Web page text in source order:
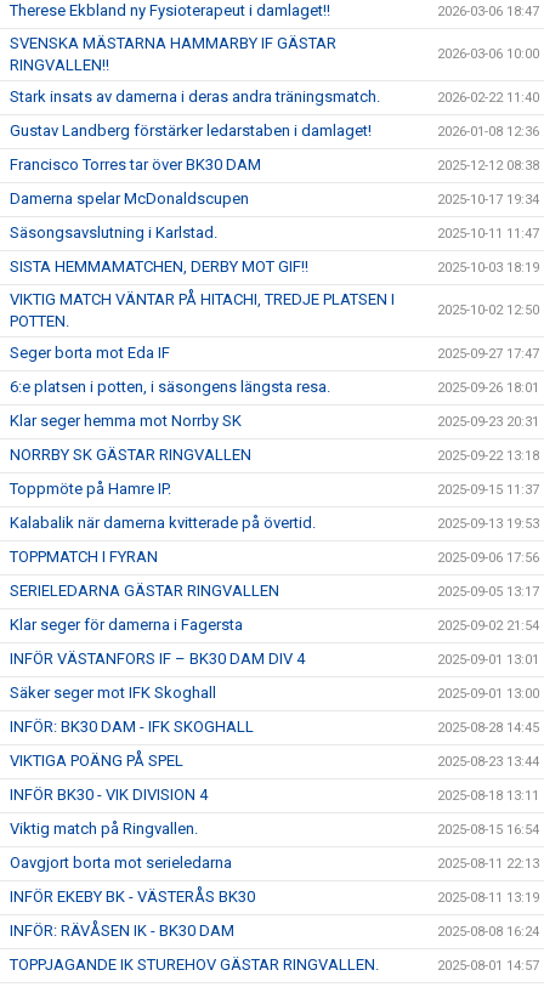
Therese Ekbland ny Fysioterapeut i damlaget!! 2026-03-06 18:47
SVENSKA MÄSTARNA HAMMARBY IF GÄSTAR
RINGVALLEN!!
2026-03-06 10:00
Stark insats av damerna i deras andra träningsmatch. 2026-02-22 11:40
Gustav Landberg förstärker ledarstaben i damlaget! 2026-01-08 12:36
Francisco Torres tar över BK30 DAM 2025-12-12 08:38
Damerna spelar McDonaldscupen 2025-10-17 19:34
Säsongsavslutning i Karlstad. 2025-10-11 11:47
SISTA HEMMAMATCHEN, DERBY MOT GIF!! 2025-10-03 18:19
VIKTIG MATCH VÄNTAR PÅ HITACHI, TREDJE PLATSEN I
POTTEN.
2025-10-02 12:50
Seger borta mot Eda IF 2025-09-27 17:47
6:e platsen i potten, i säsongens längsta resa. 2025-09-26 18:01
Klar seger hemma mot Norrby SK 2025-09-23 20:31
NORRBY SK GÄSTAR RINGVALLEN 2025-09-22 13:18
Toppmöte på Hamre IP. 2025-09-15 11:37
Kalabalik när damerna kvitterade på övertid. 2025-09-13 19:53
TOPPMATCH I FYRAN 2025-09-06 17:56
SERIELEDARNA GÄSTAR RINGVALLEN 2025-09-05 13:17
Klar seger för damerna i Fagersta 2025-09-02 21:54
INFÖR VÄSTANFORS IF – BK30 DAM DIV 4 2025-09-01 13:01
Säker seger mot IFK Skoghall 2025-09-01 13:00
INFÖR: BK30 DAM - IFK SKOGHALL 2025-08-28 14:45
VIKTIGA POÄNG PÅ SPEL 2025-08-23 13:44
INFÖR BK30 - VIK DIVISION 4 2025-08-18 13:11
Viktig match på Ringvallen. 2025-08-15 16:54
Oavgjort borta mot serieledarna 2025-08-11 22:13
INFÖR EKEBY BK - VÄSTERÅS BK30 2025-08-11 13:19
INFÖR: RÄVÅSEN IK - BK30 DAM 2025-08-08 16:24
TOPPJAGANDE IK STUREHOV GÄSTAR RINGVALLEN. 2025-08-01 14:57